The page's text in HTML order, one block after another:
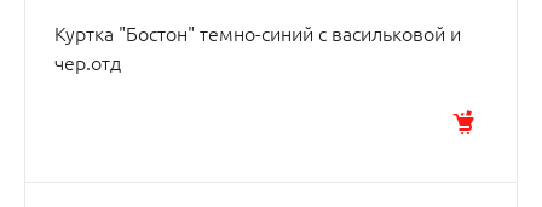
Куртка "Бостон" темно-синий с васильковой и
чер.отд